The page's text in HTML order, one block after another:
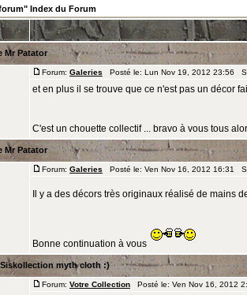
Index du Forum
Mr Patator
Forum: Galeries Posté le: Lun Nov 19, 2012 23:56
et en plus il se trouve que ce n'est pas un décor
C'est un chouette collectif ... bravo à vous tous
Mr Patator
Forum: Galeries Posté le: Ven Nov 16, 2012 16:31
Il y a des décors très originaux réalisé de mains
Bonne continuation à vous
myth cloth :)
Forum: Votre Collection Posté le: Ven Nov 16, 2012